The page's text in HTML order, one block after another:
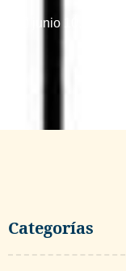
junio 10, 2026
Categorías